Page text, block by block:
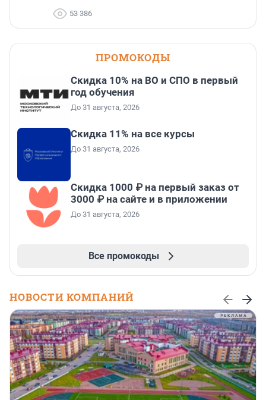
53 386
ПРОМОКОДЫ
Скидка 10% на ВО и СПО в первый
год обучения
До 31 августа, 2026
Скидка 11% на все курсы
До 31 августа, 2026
Скидка 1000 ₽ на первый заказ от
3000 ₽ на сайте и в приложении
До 31 августа, 2026
Все промокоды
НОВОСТИ КОМПАНИЙ